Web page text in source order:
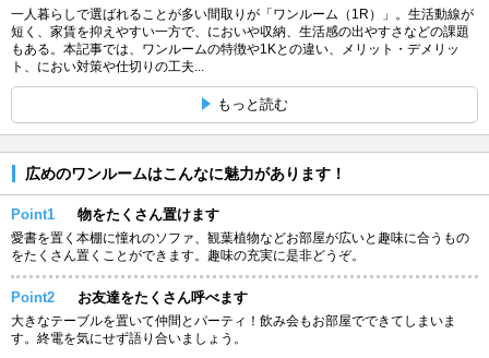
一人暮らしで選ばれることが多い間取りが「ワンルーム（1R）」。生活動線が
短く、家賃を抑えやすい一方で、においや収納、生活感の出やすさなどの課題
もある。本記事では、ワンルームの特徴や1Kとの違い、メリット・デメリッ
ト、におい対策や仕切りの工夫...
もっと読む
広めのワンルームはこんなに魅力があります！
Point1 物をたくさん置けます
愛書を置く本棚に憧れのソファ、観葉植物などお部屋が広いと趣味に合うもの
をたくさん置くことができます。趣味の充実に是非どうぞ。
Point2 お友達をたくさん呼べます
大きなテーブルを置いて仲間とパーティ！飲み会もお部屋でできてしまいま
す。終電を気にせず語り合いましょう。